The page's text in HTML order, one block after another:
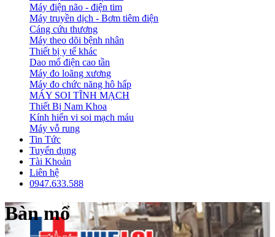
Máy điện não - điện tim
Máy truyền dịch - Bơm tiêm điện
Cáng cứu thương
Máy theo dõi bệnh nhân
Thiết bị y tế khác
Dao mổ điện cao tần
Máy đo loãng xương
Máy đo chức năng hô hấp
MÁY SOI TĨNH MẠCH
Thiết Bị Nam Khoa
Kính hiển vi soi mạch máu
Máy vỗ rung
Tin Tức
Tuyển dụng
Tài Khoản
Liên hệ
0947.633.588
Bàn mổ